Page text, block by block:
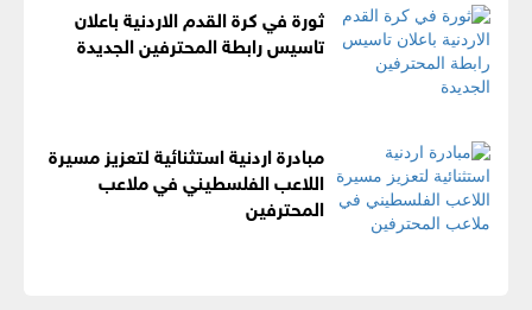
ثورة في كرة القدم الاردنية باعلان
تاسيس رابطة المحترفين الجديدة
مبادرة اردنية استثنائية لتعزيز مسيرة
اللاعب الفلسطيني في ملاعب
المحترفين